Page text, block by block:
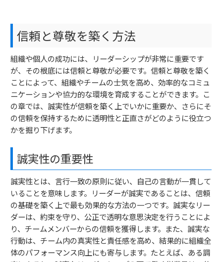
信頼と尊敬を築く方法
組織や個人の成功には、リーダーシップが非常に重要です
が、その根底には信頼と尊敬が必要です。信頼と尊敬を築く
ことによって、組織やチームの士気を高め、効率的なコミュ
ニケーションや協力的な環境を育成することができます。こ
の章では、誠実性が信頼を築く上でいかに重要か、さらにそ
の信頼を保持するために透明性と正直さがどのように役立つ
かを掘り下げます。
誠実性の重要性
誠実性とは、言行一致の原則に従い、自己の言動が一貫して
いることを意味します。リーダーが誠実であることは、信頼
の基礎を築く上で最も効果的な方法の一つです。誠実なリー
ダーは、約束を守り、公正で透明な意思決定を行うことによ
り、チームメンバーからの信頼を獲得します。また、誠実な
行動は、チーム内の真実性と責任感を高め、結果的に組織全
体のパフォーマンス向上にも寄与します。たとえば、ある調